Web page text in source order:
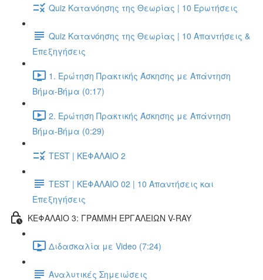
Quiz Κατανόησης της Θεωρίας | 10 Ερωτήσεις
Quiz Κατανόησης της Θεωρίας | 10 Απαντήσεις &
Επεξηγήσεις
1. Ερώτηση Πρακτικής Άσκησης με Απάντηση
Βήμα-Βήμα (0:17)
2. Ερώτηση Πρακτικής Άσκησης με Απάντηση
Βήμα-Βήμα (0:29)
TEST | ΚΕΦΑΛΑΙΟ 2
TEST | ΚΕΦΑΛΑΙΟ 02 | 10 Απαντήσεις και
Επεξηγήσεις
ΚΕΦΑΛΑΙΟ 3: ΓΡΑΜΜΗ ΕΡΓΑΛΕΙΩΝ V-RAY
Διδασκαλία με Video (7:24)
Αναλυτικές Σημειώσεις